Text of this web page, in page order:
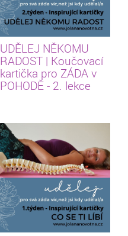
UDĚLEJ NĚKOMU
RADOST | Koučovací
kartička pro ZÁDA v
POHODĚ - 2. lekce